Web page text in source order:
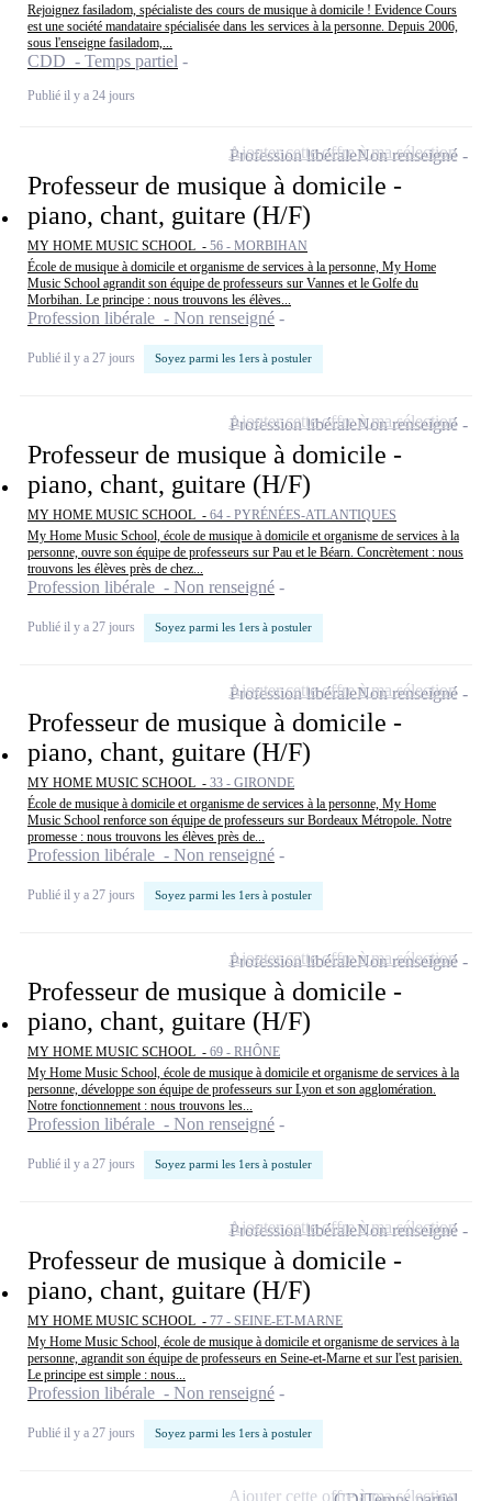
Rejoignez fasiladom, spécialiste des cours de musique à domicile ! Evidence Cours
est une société mandataire spécialisée dans les services à la personne. Depuis 2006,
sous l'enseigne fasiladom,...
CDD - Temps partiel
Publié il y a 24 jours
Professeur de musique à domicile -
piano, chant, guitare (H/F)
MY HOME MUSIC SCHOOL - 56 - MORBIHAN
École de musique à domicile et organisme de services à la personne, My Home
Music School agrandit son équipe de professeurs sur Vannes et le Golfe du
Morbihan. Le principe : nous trouvons les élèves...
Profession libérale - Non renseigné
Publié il y a 27 jours Soyez parmi les 1ers à postuler
Profession libéraleNon renseigné
Ajouter cette offre à ma sélection
Professeur de musique à domicile -
piano, chant, guitare (H/F)
MY HOME MUSIC SCHOOL - 64 - PYRÉNÉES-ATLANTIQUES
My Home Music School, école de musique à domicile et organisme de services à la
personne, ouvre son équipe de professeurs sur Pau et le Béarn. Concrètement : nous
trouvons les élèves près de chez...
Profession libérale - Non renseigné
Publié il y a 27 jours Soyez parmi les 1ers à postuler
Profession libéraleNon renseigné
Ajouter cette offre à ma sélection
Professeur de musique à domicile -
piano, chant, guitare (H/F)
MY HOME MUSIC SCHOOL - 33 - GIRONDE
École de musique à domicile et organisme de services à la personne, My Home
Music School renforce son équipe de professeurs sur Bordeaux Métropole. Notre
promesse : nous trouvons les élèves près de...
Profession libérale - Non renseigné
Publié il y a 27 jours Soyez parmi les 1ers à postuler
Profession libéraleNon renseigné
Ajouter cette offre à ma sélection
Professeur de musique à domicile -
piano, chant, guitare (H/F)
MY HOME MUSIC SCHOOL - 69 - RHÔNE
My Home Music School, école de musique à domicile et organisme de services à la
personne, développe son équipe de professeurs sur Lyon et son agglomération.
Notre fonctionnement : nous trouvons les...
Profession libérale - Non renseigné
Publié il y a 27 jours Soyez parmi les 1ers à postuler
Profession libéraleNon renseigné
Ajouter cette offre à ma sélection
Professeur de musique à domicile -
piano, chant, guitare (H/F)
MY HOME MUSIC SCHOOL - 77 - SEINE-ET-MARNE
My Home Music School, école de musique à domicile et organisme de services à la
personne, agrandit son équipe de professeurs en Seine-et-Marne et sur l'est parisien.
Le principe est simple : nous...
Profession libérale - Non renseigné
Publié il y a 27 jours Soyez parmi les 1ers à postuler
Profession libéraleNon renseigné
Ajouter cette offre à ma sélection
Ajouter cette offre à ma sélection